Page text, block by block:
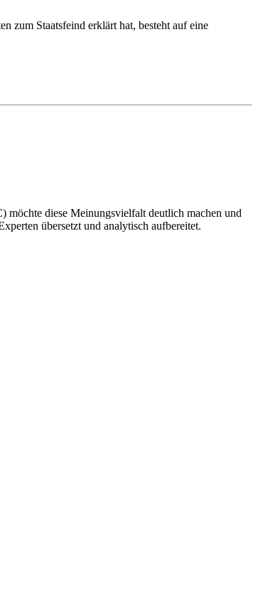
zum Staatsfeind erklärt hat, besteht auf eine
möchte diese Meinungsvielfalt deutlich machen und
übersetzt und analytisch aufbereitet.